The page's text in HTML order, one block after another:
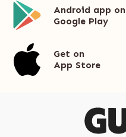
Android app on
Google Play
Get on
App Store